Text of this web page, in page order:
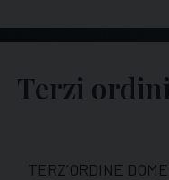
Terzi ordini
TERZ’ORDINE